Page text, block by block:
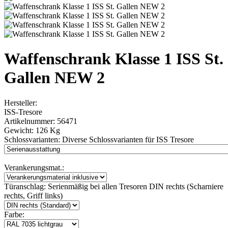
Waffenschrank Klasse 1 ISS St.
Gallen NEW 2
Hersteller:
ISS-Tresore
Artikelnummer: 56471
Gewicht: 126 Kg
Schlossvarianten: Diverse Schlossvarianten für ISS Tresore
Verankerungsmat.:
Türanschlag: Serienmäßig bei allen Tresoren DIN rechts (Scharniere
rechts, Griff links)
Farbe: